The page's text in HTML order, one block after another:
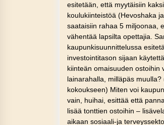
esitetään, että myytäisiin
koulukiinteistöä (Hevoshaka
saataisiin rahaa 5 miljoonaa,
vähentää lapsilta opettajia.
kaupunkisuunnittelussa
investointitason sijaan
kiinteän omaisuuden ostoihin
lainarahalla, milläpäs
kokoukseen) Miten voi
vain, huihai, esittää että
lisää tonttien ostoihin –
aikaan sosiaali-ja